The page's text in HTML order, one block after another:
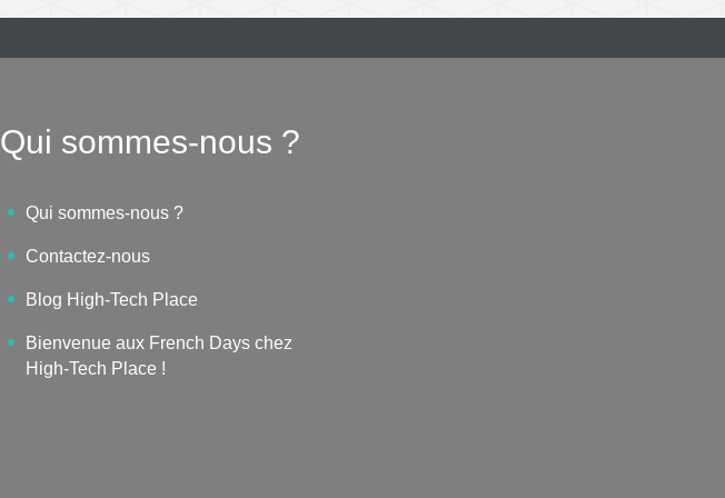
Qui sommes-nous ?
Qui sommes-nous ?
Contactez-nous
Blog High-Tech Place
Bienvenue aux French Days chez
High-Tech Place !